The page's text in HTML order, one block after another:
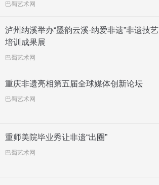
巴蜀艺术网
泸州纳溪举办“墨韵云溪·纳爱非遗”非遗技艺
培训成果展
巴蜀艺术网
重庆非遗亮相第五届全球媒体创新论坛
巴蜀艺术网
重师美院毕业秀让非遗“出圈”
巴蜀艺术网